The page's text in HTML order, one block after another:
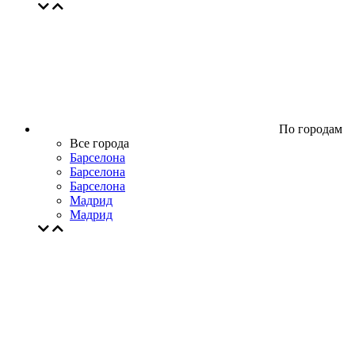
По городам
Все города
Барселона
Барселона
Барселона
Мадрид
Мадрид